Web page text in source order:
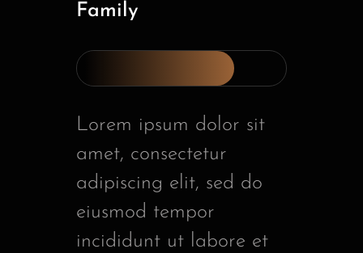
Family
Lorem ipsum dolor sit
amet, consectetur
adipiscing elit, sed do
eiusmod tempor
incididunt ut labore et